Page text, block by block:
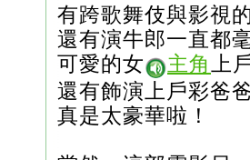
有跨歌舞伎與影視
還有演牛郎一直都
可愛的女
主角
上
還有飾演上戶彩爸
真是太豪華啦！